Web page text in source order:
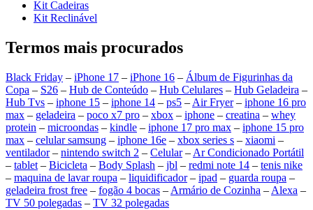
Kit Cadeiras
Kit Reclinável
Termos mais procurados
Black Friday – iPhone 17 – iPhone 16 – Álbum de Figurinhas da
Copa – S26 – Hub de Conteúdo – Hub Celulares – Hub Geladeira –
Hub Tvs – iphone 15 – iphone 14 – ps5 – Air Fryer– iphone 16 pro
max – geladeira – poco x7 pro – xbox – iphone – creatina – whey
protein – microondas – kindle – iphone 17 pro max – iphone 15 pro
max – celular samsung – iphone 16e – xbox series s – xiaomi –
ventilador– nintendo switch 2 – Celular– Ar Condicionado Portátil
– tablet – Bicicleta – Body Splash – jbl – redmi note 14 – tenis nike
– maquina de lavar roupa – liquidificador– ipad – guarda roupa –
geladeira frost free – fogão 4 bocas – Armário de Cozinha – Alexa –
TV 50 polegadas – TV 32 polegadas